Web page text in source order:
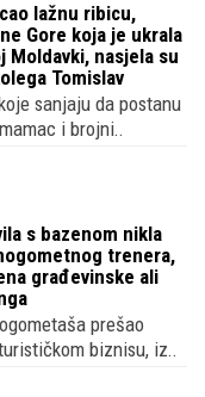
lažnu ribicu,
Gore koja je ukrala
nasjela su
Tomislav
sanjaju da postanu
i brojni..
s bazenom nikla
trenera,
građevinske ali
prešao
biznisu, iz..